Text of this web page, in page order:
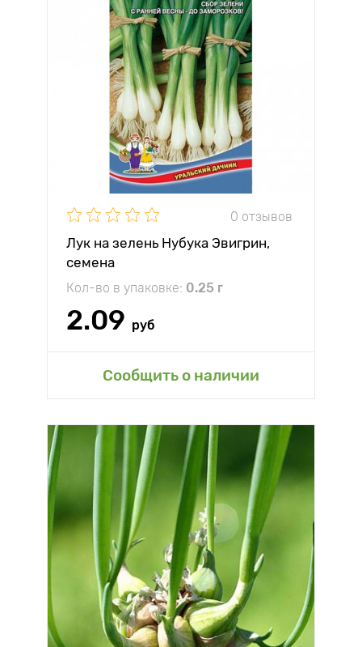
0 отзывов
Лук на зелень Нубука Эвигрин,
семена
Кол-во в упаковке: 0.25 г
2.09 руб
Сообщить о наличии